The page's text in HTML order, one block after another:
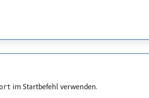
im Startbefehl verwenden.